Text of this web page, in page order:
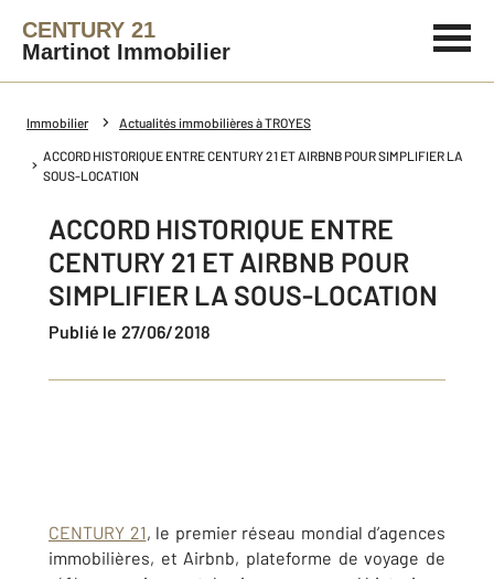
CENTURY 21
Martinot Immobilier
Immobilier Actualités immobilières à TROYES
ACCORD HISTORIQUE ENTRE CENTURY 21 ET AIRBNB POUR SIMPLIFIER LA
SOUS-LOCATION
ACCORD HISTORIQUE ENTRE
CENTURY 21 ET AIRBNB POUR
SIMPLIFIER LA SOUS-LOCATION
Publié le 27/06/2018
CENTURY 21, le premier réseau mondial d’agences
immobilières, et Airbnb, plateforme de voyage de